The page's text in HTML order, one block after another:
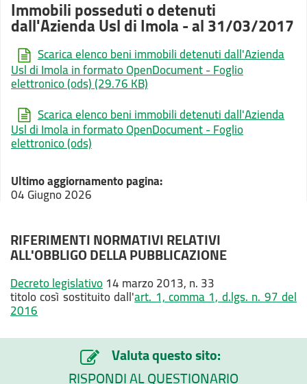
Immobili posseduti o detenuti
dall'Azienda Usl di Imola - al 31/03/2017
Scarica elenco beni immobili detenuti dall'Azienda
Usl di Imola in formato OpenDocument - Foglio
elettronico (ods)(29.76 KB)
Scarica elenco beni immobili detenuti dall'Azienda
Usl di Imola in formato OpenDocument - Foglio
elettronico (ods)
Ultimo aggiornamento pagina:
04 Giugno 2026
RIFERIMENTI NORMATIVI RELATIVI
ALL'OBBLIGO DELLA PUBBLICAZIONE
Decreto legislativo14 marzo 2013, n. 33
titolo così sostituito dall'art. 1, comma 1, d.lgs. n. 97 del
2016
Valuta questo sito:
RISPONDI AL QUESTIONARIO